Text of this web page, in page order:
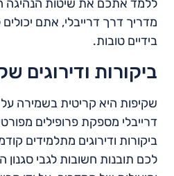
ללמד אתכם את שיטות הנהיגה
מדריך דרך דרייבלי, אתם
בידיים טובות.
ביקורות ודירוגים
שקיפות היא קריטית בשמירה על
דרייבלי מספקת פרופילים
ביקורות ודירוגים מתלמידים
לכם תובנות חשובות לגבי סגנון